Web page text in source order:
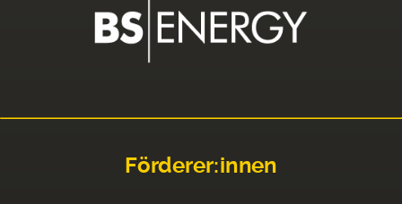
Förderer:innen